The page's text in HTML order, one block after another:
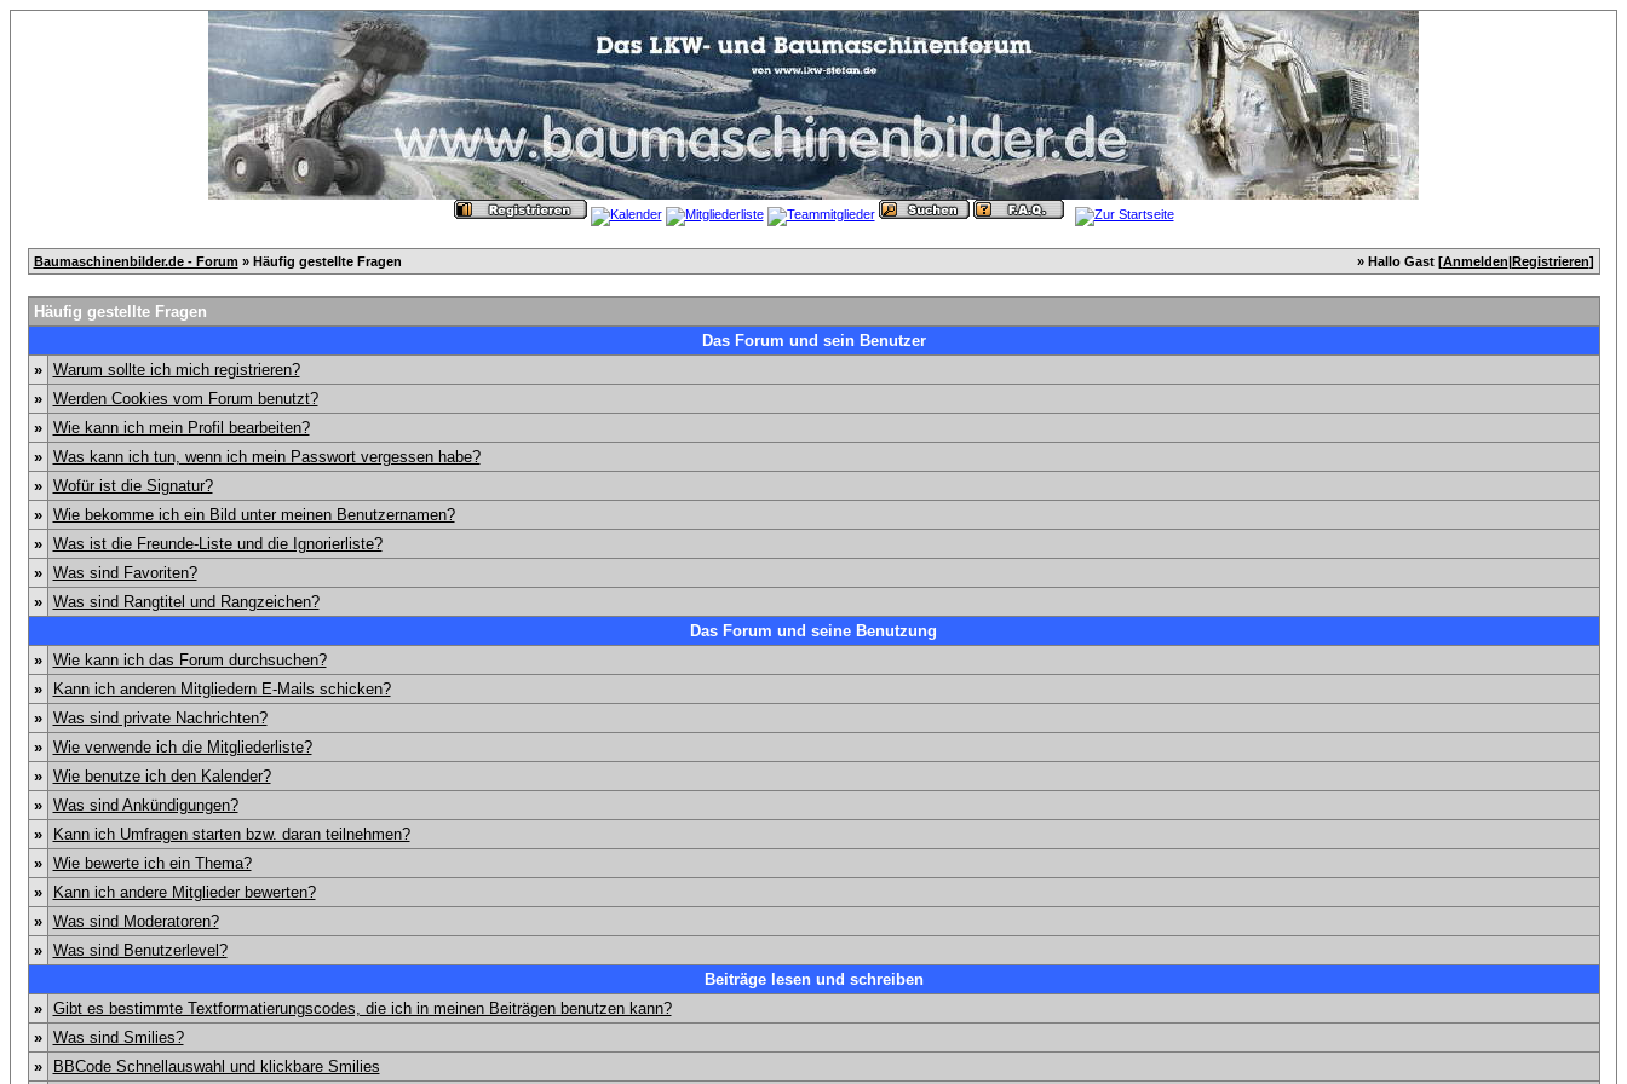
Baumaschinenbilder.de - Forum » Häufig gestellte Fragen » Hallo Gast [Anmelden|Registrieren]
Häufig gestellte Fragen
Das Forum und sein Benutzer
»
Warum sollte ich mich registrieren?
»
Werden Cookies vom Forum benutzt?
»
Wie kann ich mein Profil bearbeiten?
»
Was kann ich tun, wenn ich mein Passwort vergessen habe?
»
Wofür ist die Signatur?
»
Wie bekomme ich ein Bild unter meinen Benutzernamen?
»
Was ist die Freunde-Liste und die Ignorierliste?
»
Was sind Favoriten?
»
Was sind Rangtitel und Rangzeichen?
Das Forum und seine Benutzung
»
Wie kann ich das Forum durchsuchen?
»
Kann ich anderen Mitgliedern E-Mails schicken?
»
Was sind private Nachrichten?
»
Wie verwende ich die Mitgliederliste?
»
Wie benutze ich den Kalender?
»
Was sind Ankündigungen?
»
Kann ich Umfragen starten bzw. daran teilnehmen?
»
Wie bewerte ich ein Thema?
»
Kann ich andere Mitglieder bewerten?
»
Was sind Moderatoren?
»
Was sind Benutzerlevel?
Beiträge lesen und schreiben
»
Gibt es bestimmte Textformatierungscodes, die ich in meinen Beiträgen benutzen kann?
»
Was sind Smilies?
»
BBCode Schnellauswahl und klickbare Smilies